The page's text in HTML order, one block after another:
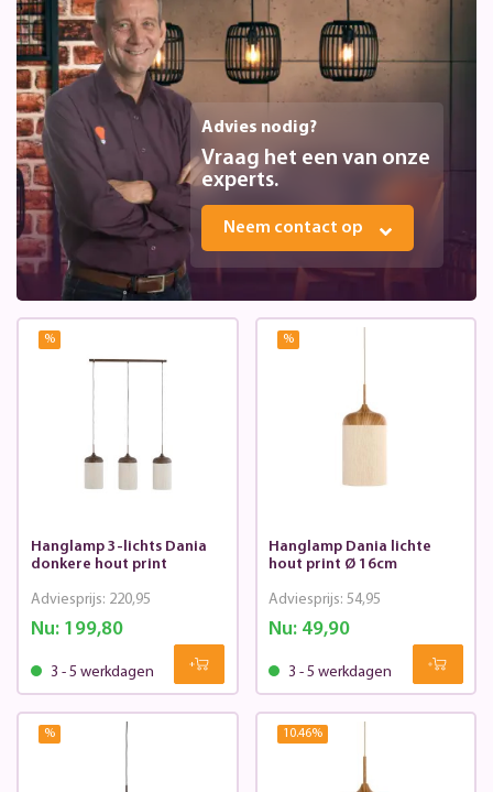
Advies nodig?
Vraag het een van onze
experts.
Neem contact op
%
Hanglamp 3-lichts Dania
donkere hout print
Nu:199,80
Adviesprijs: 220,95
3 - 5 werkdagen
%
Hanglamp Dania lichte
hout print Ø 16cm
Nu: 49,90
Adviesprijs: 54,95
3 - 5 werkdagen
% 10.46%